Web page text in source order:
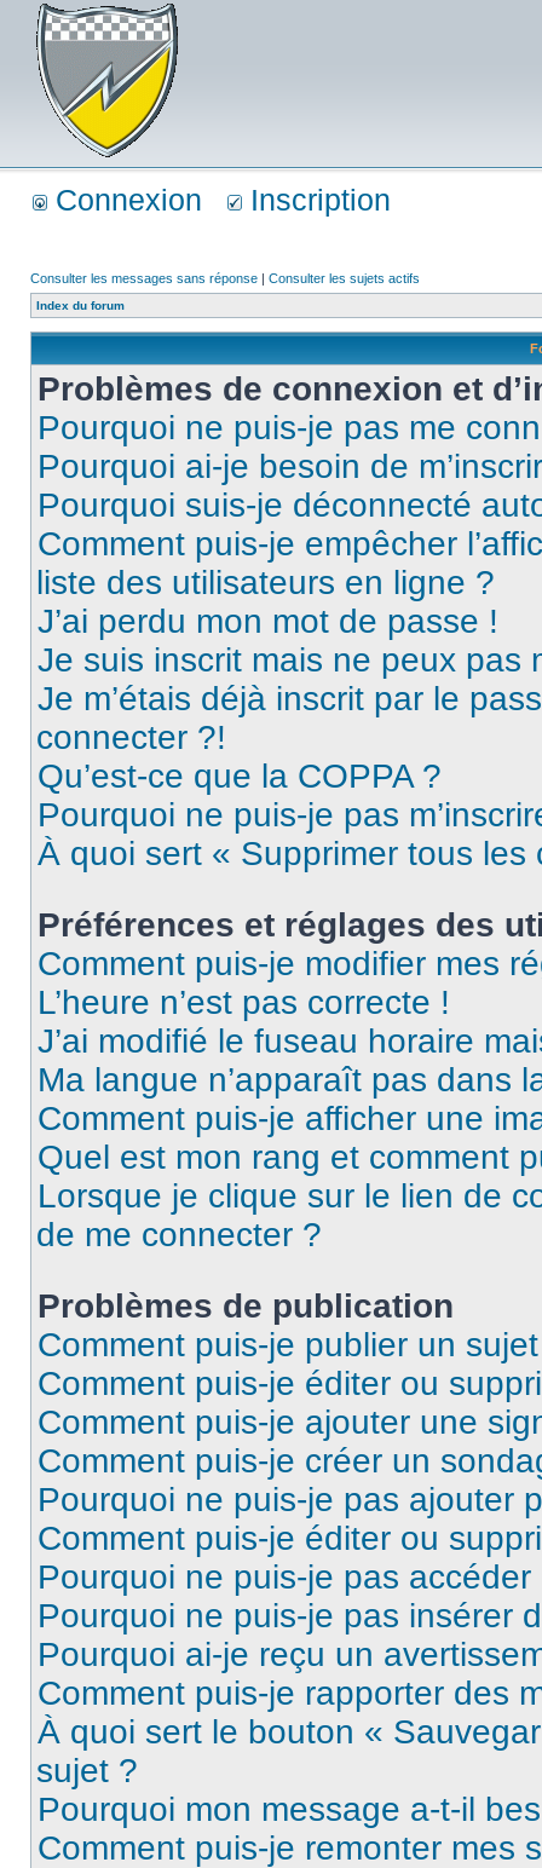
Connexion Inscription
Consulter les messages sans réponse | Consulter les sujets actifs
Index du forum
Problèmes de connexion et
Pourquoi ne puis-je pas me
Pourquoi ai-je besoin de
Pourquoi suis-je déconnecté
Comment puis-je empêcher
liste des utilisateurs en ligne ?
J’ai perdu mon mot de passe !
Je suis inscrit mais ne peux pas
Je m’étais déjà inscrit par le
connecter ?!
Qu’est-ce que la COPPA ?
Pourquoi ne puis-je pas
À quoi sert « Supprimer tous les
Préférences et réglages des
Comment puis-je modifier mes
L’heure n’est pas correcte !
J’ai modifié le fuseau horaire
Ma langue n’apparaît pas dans
Comment puis-je afficher une
Quel est mon rang et comment
Lorsque je clique sur le lien de
de me connecter ?
Problèmes de publication
Comment puis-je publier un
Comment puis-je éditer ou
Comment puis-je ajouter une
Comment puis-je créer un
Pourquoi ne puis-je pas ajouter
Comment puis-je éditer ou
Pourquoi ne puis-je pas
Pourquoi ne puis-je pas insérer
Pourquoi ai-je reçu un
Comment puis-je rapporter des
À quoi sert le bouton «
sujet ?
Pourquoi mon message a-t-il
Comment puis-je remonter mes